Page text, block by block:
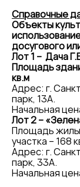
Справочные
Объекты
досугового
Лот 1 – Дача
Площадь
кв.м
Адрес: г.
парк, 13А.
Начальная
Лот 2 –
Площадь
участка – 168
Адрес: г.
парк, 33А.
Начальная